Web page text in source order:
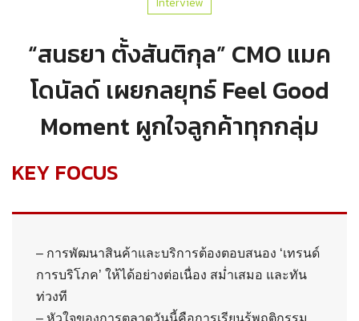
“สนธยา ตั้งสันติกุล” CMO แมค
โดนัลด์ เผยกลยุทธ์ Feel Good
Moment ผูกใจลูกค้าทุกกลุ่ม
KEY FOCUS
– การพัฒนาสินค้าและบริการต้องตอบสนอง ‘เทรนด์
การบริโภค’ ให้ได้อย่างต่อเนื่อง สม่ำเสมอ และทัน
ท่วงที
– หัวใจของการตลาดวันนี้คือการเรียนรู้พฤติกรรม